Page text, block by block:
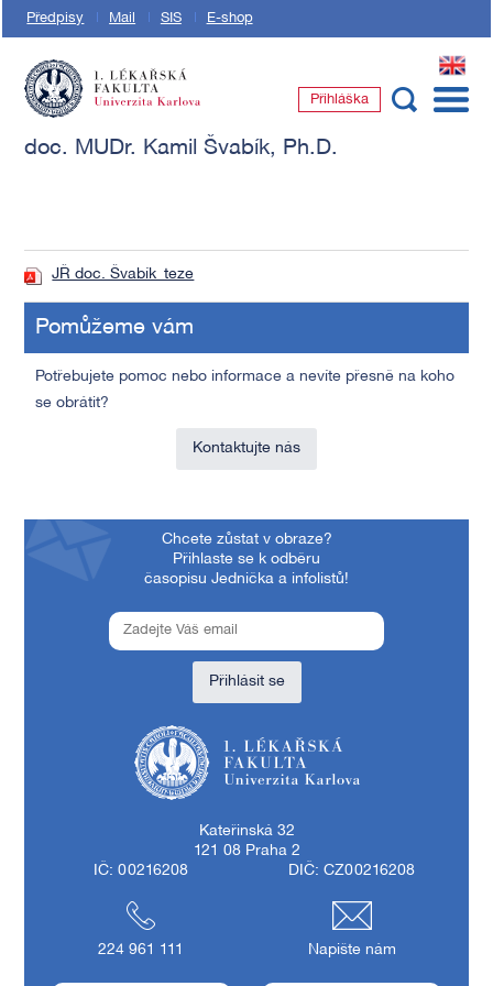
Předpisy Mail SIS E-shop
EN
Přihláška
doc. MUDr. Kamil Švabík, Ph.D.
JŘ doc. Švabík_teze
Pomůžeme vám
Potřebujete pomoc nebo informace a nevíte přesně na koho
se obrátit?
Kontaktujte nás
Chcete zůstat v obraze?
Přihlaste se k odběru
časopisu Jednička a infolistů!
Přihlásit se
Kateřinská 32
121 08 Praha 2
IČ: 00216208
DIČ: CZ00216208
224 961 111 Napište nám